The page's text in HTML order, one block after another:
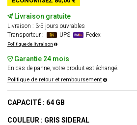
Livraison gratuite
Livraison : 3-5 jours ouvrables
Transporteur :
UPS Fedex
Politique de livraison
Garantie 24 mois
En cas de panne, votre produit est échangé.
Politique de retour et remboursement
CAPACITÉ : 64 GB
COULEUR : GRIS SIDERAL